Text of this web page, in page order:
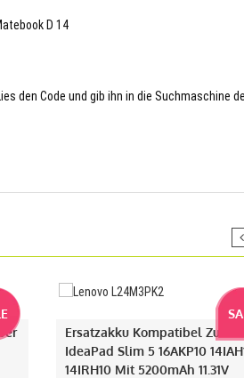
D 14
den Code und gib ihn in die Suchmaschine
Ersatzakku Kompatibel Zu
IdeaPad Slim 5 16AKP10
14IRH10 Mit 5200mAh 11.31V